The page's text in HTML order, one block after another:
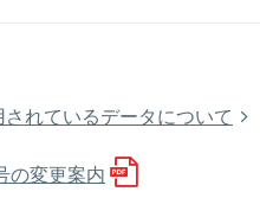
れているデータについて
の変更案内